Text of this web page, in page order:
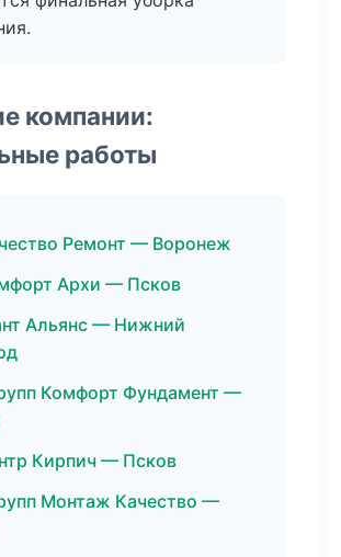
компании:
работы
Ремонт — Воронеж
Архи — Псков
Альянс — Нижний
Комфорт Фундамент —
Кирпич — Псков
Монтаж Качество —